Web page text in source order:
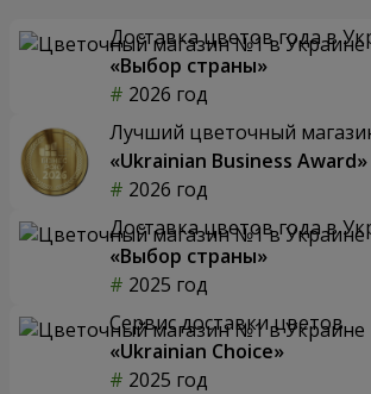
Доставка цветов года в
«Выбор страны»
2026 год
Лучший цветочный
«Ukrainian Business Award»
2026 год
Доставка цветов года в
«Выбор страны»
2025 год
Сервис доставки цветов
«Ukrainian Choice»
2025 год